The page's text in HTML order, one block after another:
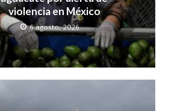
violencia en México
6 agosto, 2026